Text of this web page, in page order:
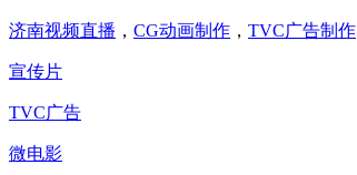
济南视频直播 ， CG动画制作 ， TVC广告制作
宣传片
TVC广告
微电影